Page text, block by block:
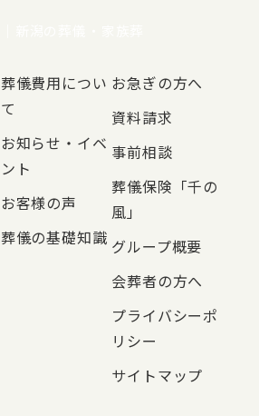
葬儀費用につい
て
お知らせ・イベ
ント
お客様の声
葬儀の基礎知識
お急ぎの方へ
資料請求
事前相談
葬儀保険「千の
風」
グループ概要
会葬者の方へ
プライバシーポ
リシー
サイトマップ